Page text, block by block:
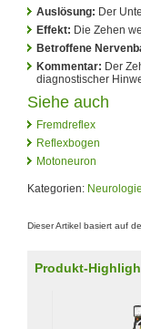
Auslösung: Der
Effekt: Die Zehen
Betroffene
Kommentar: Der
diagnostischer
Siehe auch
Fremdreflex
Reflexbogen
Motoneuron
Kategorien: Neurologie
Dieser Artikel basiert auf
Produkt-